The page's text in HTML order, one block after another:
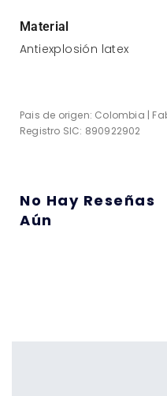
Material
Antiexplosión latex
Pais de origen: Colombia |
Registro SIC: 890922902
No Hay Reseñas
Aún